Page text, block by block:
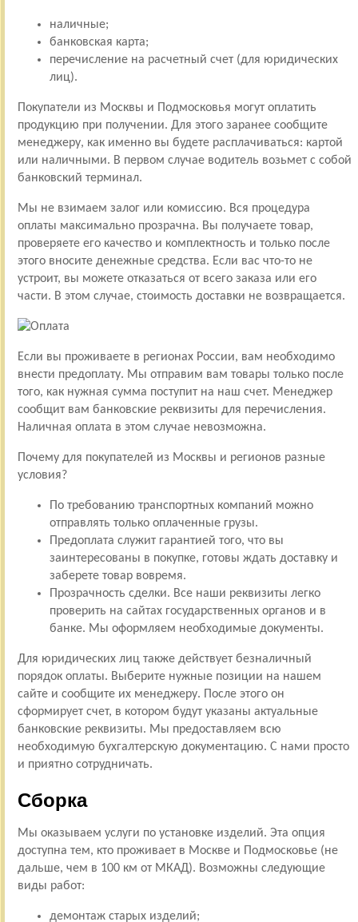
наличные;
банковская карта;
перечисление на расчетный счет (для юридических
лиц).
Покупатели из Москвы и Подмосковья могут оплатить
продукцию при получении. Для этого заранее сообщите
менеджеру, как именно вы будете расплачиваться: картой
или наличными. В первом случае водитель возьмет с собой
банковский терминал.
Мы не взимаем залог или комиссию. Вся процедура
оплаты максимально прозрачна. Вы получаете товар,
проверяете его качество и комплектность и только после
этого вносите денежные средства. Если вас что-то не
устроит, вы можете отказаться от всего заказа или его
части. В этом случае, стоимость доставки не возвращается.
Если вы проживаете в регионах России, вам необходимо
внести предоплату. Мы отправим вам товары только после
того, как нужная сумма поступит на наш счет. Менеджер
сообщит вам банковские реквизиты для перечисления.
Наличная оплата в этом случае невозможна.
Почему для покупателей из Москвы и регионов разные
условия?
По требованию транспортных компаний можно
отправлять только оплаченные грузы.
Предоплата служит гарантией того, что вы
заинтересованы в покупке, готовы ждать доставку и
заберете товар вовремя.
Прозрачность сделки. Все наши реквизиты легко
проверить на сайтах государственных органов и в
банке. Мы оформляем необходимые документы.
Для юридических лиц также действует безналичный
порядок оплаты. Выберите нужные позиции на нашем
сайте и сообщите их менеджеру. После этого он
сформирует счет, в котором будут указаны актуальные
банковские реквизиты. Мы предоставляем всю
необходимую бухгалтерскую документацию. С нами просто
и приятно сотрудничать.
Сборка
Мы оказываем услуги по установке изделий. Эта опция
доступна тем, кто проживает в Москве и Подмосковье (не
дальше, чем в 100 км от МКАД). Возможны следующие
виды работ:
демонтаж старых изделий;